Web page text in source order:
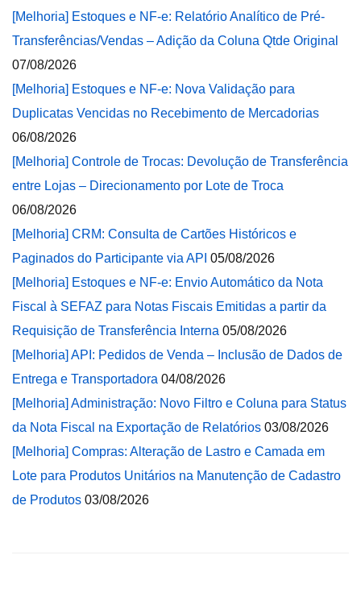
[Melhoria] Estoques e NF-e: Relatório Analítico de Pré-
Transferências/Vendas – Adição da Coluna Qtde Original
07/08/2026
[Melhoria] Estoques e NF-e: Nova Validação para
Duplicatas Vencidas no Recebimento de Mercadorias
06/08/2026
[Melhoria] Controle de Trocas: Devolução de Transferência
entre Lojas – Direcionamento por Lote de Troca
06/08/2026
[Melhoria] CRM: Consulta de Cartões Históricos e
Paginados do Participante via API 05/08/2026
[Melhoria] Estoques e NF-e: Envio Automático da Nota
Fiscal à SEFAZ para Notas Fiscais Emitidas a partir da
Requisição de Transferência Interna 05/08/2026
[Melhoria] API: Pedidos de Venda – Inclusão de Dados de
Entrega e Transportadora 04/08/2026
[Melhoria] Administração: Novo Filtro e Coluna para Status
da Nota Fiscal na Exportação de Relatórios 03/08/2026
[Melhoria] Compras: Alteração de Lastro e Camada em
Lote para Produtos Unitários na Manutenção de Cadastro
de Produtos 03/08/2026